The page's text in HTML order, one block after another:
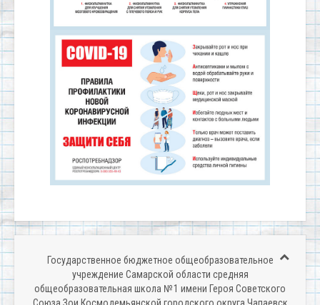
Государственное бюджетное общеобразовательное
учреждение Самарской области средняя
общеобразовательная школа № 1 имени Героя Советского
Союза Зои Космодемьянской городского округа Чапаевск